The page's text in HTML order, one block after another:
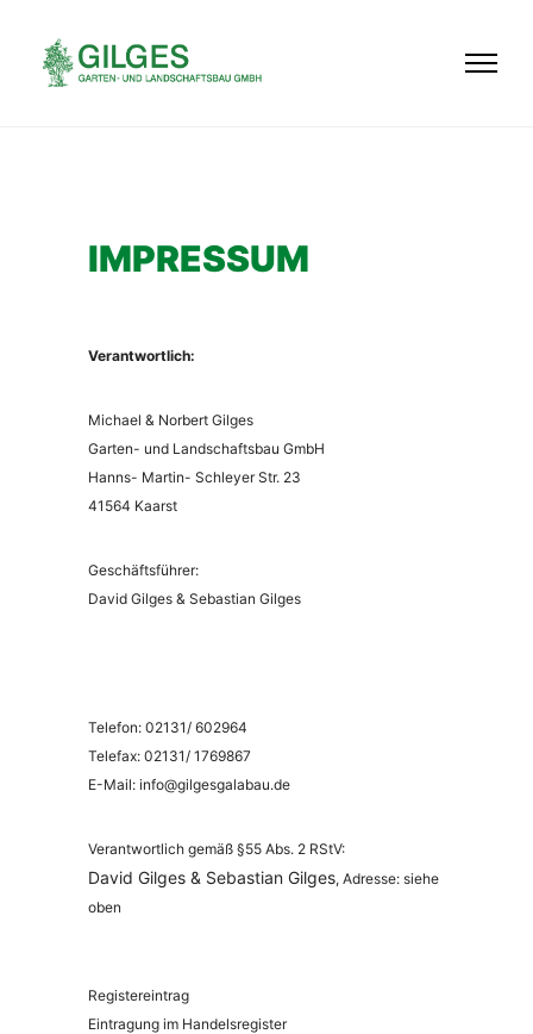
IMPRESSUM
Verantwortlich:
Michael & Norbert Gilges
Garten- und Landschaftsbau GmbH
Hanns- Martin- Schleyer Str. 23
41564 Kaarst
Geschäftsführer:
David Gilges & Sebastian Gilges
Telefon: 02131/ 602964
Telefax: 02131/ 1769867
E-Mail: info@gilgesgalabau.de
Verantwortlich gemäß §55 Abs. 2 RStV:
David Gilges & Sebastian Gilges, Adresse: siehe
oben
Registereintrag
Eintragung im Handelsregister